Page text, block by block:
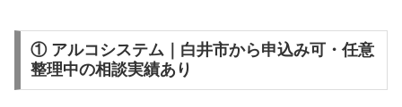
① アルコシステム｜白井市から申込み可・任意
整理中の相談実績あり